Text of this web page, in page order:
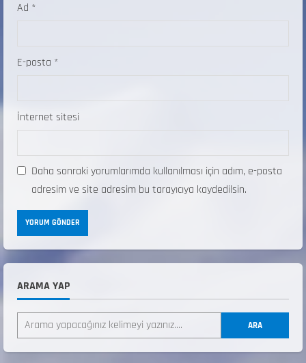
Ad *
E-posta *
İnternet sitesi
Daha sonraki yorumlarımda kullanılması için adım, e-posta
adresim ve site adresim bu tarayıcıya kaydedilsin.
ARAMA YAP
ARA
2
ŞAMPİYONASI
22 Temmuz 2026